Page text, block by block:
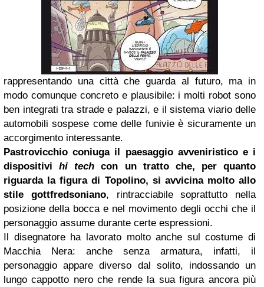
rappresentando una città che guarda al futuro, ma in
modo comunque concreto e plausibile: i molti robot sono
ben integrati tra strade e palazzi, e il sistema viario delle
automobili sospese come delle funivie è sicuramente un
accorgimento interessante.
Pastrovicchio coniuga il paesaggio avveniristico e i
dispositivihi tech con un tratto che, per quanto
riguarda la figura di Topolino, si avvicina molto allo
stile gottfredsoniano, rintracciabile soprattutto nella
posizione della bocca e nel movimento degli occhi che il
personaggio assume durante certe espressioni.
Il disegnatore ha lavorato molto anche sul costume di
Macchia Nera: anche senza armatura, infatti, il
personaggio appare diverso dal solito, indossando un
lungo cappotto nero che rende la sua figura ancora più